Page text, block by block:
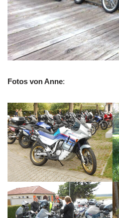
Fotos von Anne: